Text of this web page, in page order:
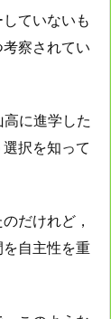
ていないも
察されてい
に進学した
択を知って
だけれど，
自主性を重